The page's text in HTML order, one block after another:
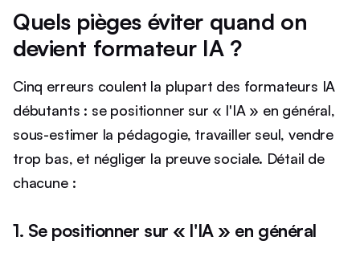
Quels pièges éviter quand on
devient formateur IA ?
Cinq erreurs coulent la plupart des formateurs IA
débutants : se positionner sur « l'IA » en général,
sous-estimer la pédagogie, travailler seul, vendre
trop bas, et négliger la preuve sociale. Détail de
chacune :
1. Se positionner sur « l'IA » en général